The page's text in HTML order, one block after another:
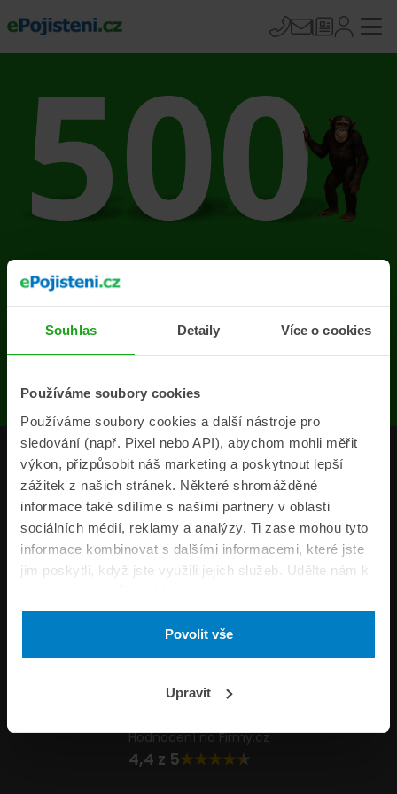
Souhlas Detaily Více o cookies
Používáme soubory cookies
Používáme soubory cookies a další nástroje pro
sledování (např. Pixel nebo API), abychom mohli měřit
výkon, přizpůsobit náš marketing a poskytnout lepší
zážitek z našich stránek. Některé shromážděné
informace také sdílíme s našimi partnery v oblasti
sociálních médií, reklamy a analýzy. Ti zase mohou tyto
informace kombinovat s dalšími informacemi, které jste
jim poskytli, když jste využili jejich služeb. Udělte nám k
tomu prosím svůj souhlas.
Povolit vše
Upravit
Na stránce se vyskytla
chyba
Produkty
Pojišťovny
Informace
ePojisteni.cz
Formuláře
Napište nám
Hodnocení na Firmy.cz
4,4 z 5